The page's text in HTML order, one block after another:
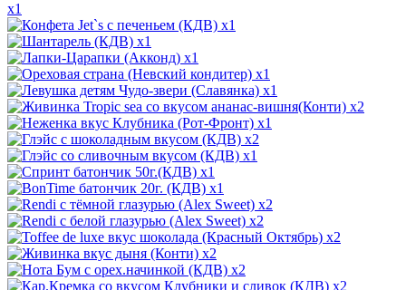
x1
x1
x1
x1
x1
x1
x2
x1
x2
x1
x1
x1
x2
x2
x2
x2
x2
x2